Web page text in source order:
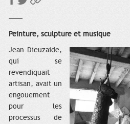
Peinture, sculpture et musique
Jean Dieuzaide,
qui se
revendiquait
artisan, avait un
engouement
pour les
processus de